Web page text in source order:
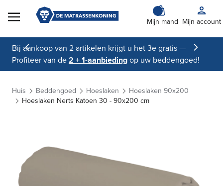
Skip to Content
Mijn mand Mijn account
Bij aankoop van 2 artikelen krijgt u het 3e gratis —
Profiteer van de2 + 1-aanbiedingop uw beddengoed!
Huis Beddengoed Hoeslaken
Hoeslaken 90x200
Hoeslaken Nerts Katoen 30 - 90x200 cm